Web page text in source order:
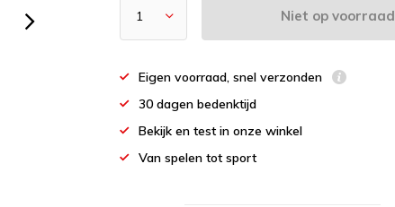
Niet op voorraad
Eigen voorraad, snel verzonden
30 dagen bedenktijd
Bekijk en test in onze winkel
Van spelen tot sport